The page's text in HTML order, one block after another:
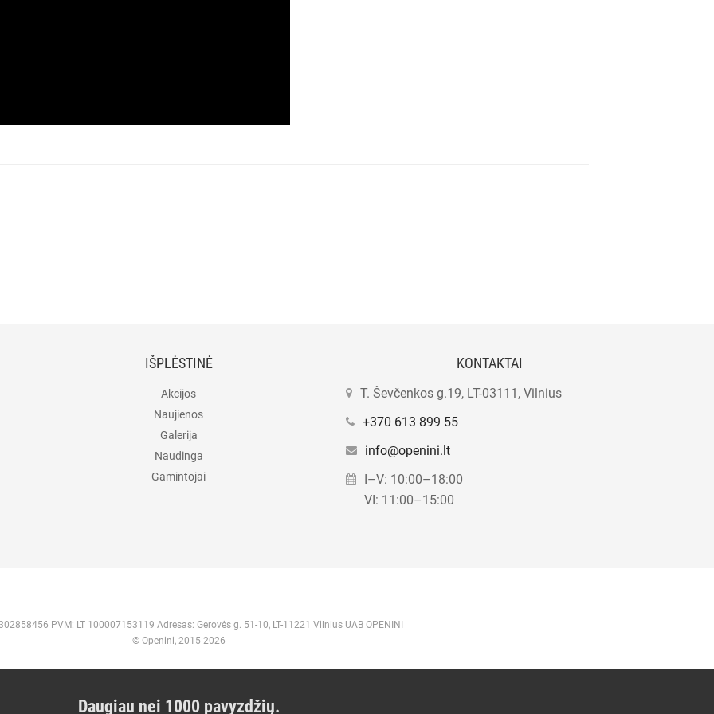
IŠPLĖSTINĖ
Akcijos
Naujienos
Galerija
Naudinga
Gamintojai
KONTAKTAI
T. Ševčenkos g.19, LT-03111, Vilnius
+370 613 899 55
info@openini.lt
I–V: 10:00–18:00
VI: 11:00–15:00
PVM: LT 100007153119 Adresas: Gerovės g. 51-10, LT-11221 Vilnius UAB OPENINI
© Openini, 2015-2026
Daugiau nei 1000 pavyzdžių.